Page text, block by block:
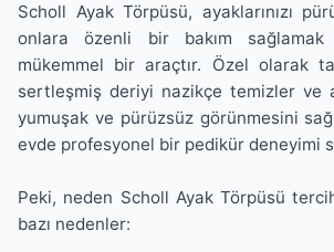
Scholl Ayak Törpüsü, ayaklarınızı
onlara özenli bir bakım sağlamak
mükemmel bir araçtır. Özel olarak
sertleşmiş deriyi nazikçe temizler ve
yumuşak ve pürüzsüz görünmesini
evde profesyonel bir pedikür deneyimi
Peki, neden Scholl Ayak Törpüsü
bazı nedenler: